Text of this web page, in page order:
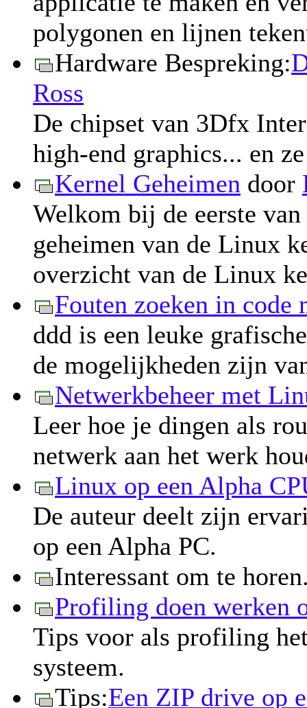
polygonen en lijnen
Hardware Bespreking:
Ross
De chipset van 3Dfx
high-end graphics... en
Kernel Geheimen door
Welkom bij de eerste
geheimen van de Linux
overzicht van de Linux
Fouten zoeken in code
ddd is een leuke
de mogelijkheden zijn
Netwerkbeheer met
Leer hoe je dingen als
netwerk aan het werk
Linux op een Alpha
De auteur deelt zijn
op een Alpha PC.
Interessant om te
Profiling doen werken
Tips voor als profiling
systeem.
Tips:Een ZIP drive op